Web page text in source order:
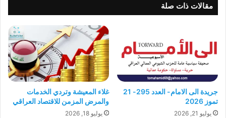
من
الجمهورية
الاسلامية
في
مقالات ذات صلة
جريدة الى الامام- العدد 295- 21
تموز 2026
يوليو 21, 2026
غلاء المعيشة وتردي الخدمات
والمرض المزمن للاقتصاد العراقي
يوليو 18, 2026